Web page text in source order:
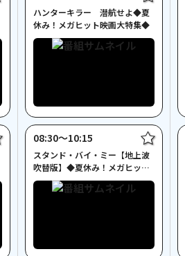
ハンターキラー 潜航せよ◆夏
休み！メガヒット映画大特集◆
08:30〜10:15
スタンド・バイ・ミー【地上波
吹替版】◆夏休み！メガヒット
映画大特集◆